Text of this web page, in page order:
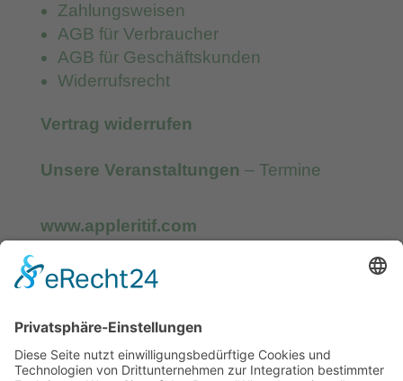
Zahlungsweisen
AGB für Verbraucher
AGB für Geschäftskunden
Widerrufsrecht
Vertrag widerrufen
Unsere Veranstaltungen – Termine
www.appleritif.com